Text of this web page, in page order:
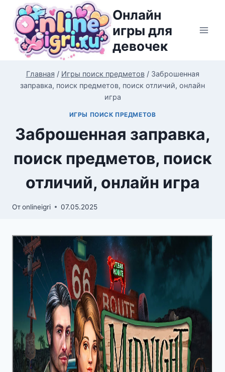
Перейти
содержимому
Онлайн
игры для
девочек
Главная / Игры поиск предметов / Заброшенная
заправка, поиск предметов, поиск отличий, онлайн
игра
ИГРЫ ПОИСК ПРЕДМЕТОВ
Заброшенная заправка,
поиск предметов, поиск
отличий, онлайн игра
Отonlineigri 07.05.2025